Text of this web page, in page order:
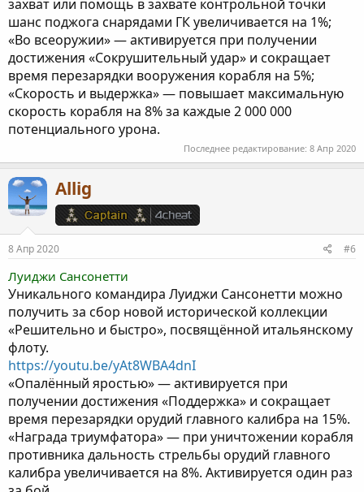
захват или помощь в захвате контрольной точки
шанс поджога снарядами ГК увеличивается на 1%;
«Во всеоружии» — активируется при получении
достижения «Сокрушительный удар» и сокращает
время перезарядки вооружения корабля на 5%;
«Скорость и выдержка» — повышает максимальную
скорость корабля на 8% за каждые 2 000 000
потенциального урона.
Последнее редактирование: 8 Апр 2020
Allig
8 Апр 2020 #6
Луиджи Сансонетти
Уникального командира Луиджи Сансонетти можно
получить за сбор новой исторической коллекции
«Решительно и быстро», посвящённой итальянскому
флоту.
https://youtu.be/yAt8WBA4dnI
«Опалённый яростью» — активируется при
получении достижения «Поддержка» и сокращает
время перезарядки орудий главного калибра на 15%.
«Награда триумфатора» — при уничтожении корабля
противника дальность стрельбы орудий главного
калибра увеличивается на 8%. Активируется один раз